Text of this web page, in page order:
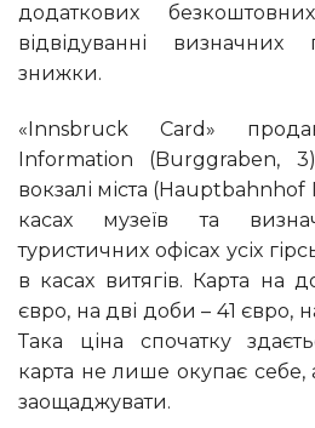
додаткових
відвідуванні визначних
знижки.
«Innsbruck Card» продають в Innsbruck
Information (Burggraben,
вокзалі міста
касах музеїв та
туристичних офісах усіх
в касах витягів. Карта на
євро, на дві доби – 41 євро,
Така ціна спочатку
карта не лише окупає себе,
заощаджувати.